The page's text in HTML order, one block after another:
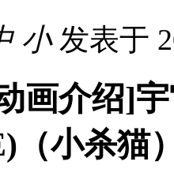
小发表于
画介绍]
（小杀猫